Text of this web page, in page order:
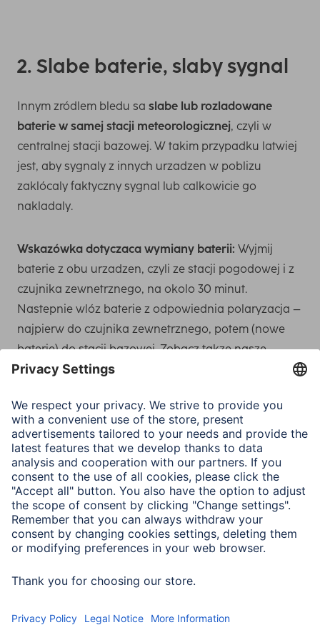
2. Slabe baterie, slaby sygnal
Innym zródlem bledu sa slabe lub rozladowane
baterie w samej stacji meteorologicznej, czyli w
centralnej stacji bazowej. W takim przypadku latwiej
jest, aby sygnaly z innych urzadzen w poblizu
zaklócaly faktyczny sygnal lub calkowicie go
nakladaly.
Wskazówka dotyczaca wymiany baterii: Wyjmij
baterie z obu urzadzen, czyli ze stacji pogodowej i z
czujnika zewnetrznego, na okolo 30 minut.
Nastepnie wlóz baterie z odpowiednia polaryzacja –
najpierw do czujnika zewnetrznego, potem (nowe
baterie) do stacji bazowej. Zobacz takze nasze
instrukcjepowyzej
We need your consent to load the
Typeform service!
We use Typeform to embed content that may
collect data about your activity. Please review
the details and accept the service to see this
content.
More Information
Accept
powered byUsercentrics Consent Management